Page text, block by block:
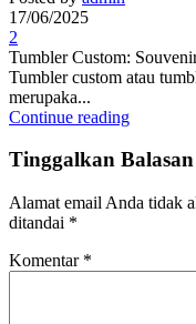
17/06/2025
2
Tumbler Custom:
Tumbler custom atau
merupaka...
Continue reading
Tinggalkan Balasan
Alamat email Anda tidak
ditandai *
Komentar *